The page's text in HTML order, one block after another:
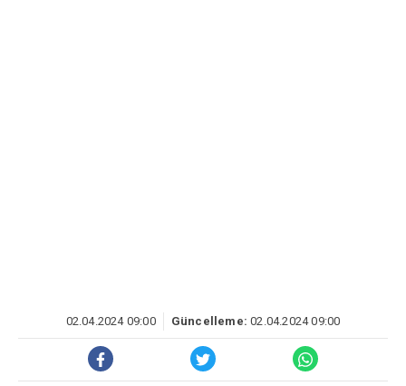
02.04.2024 09:00 Güncelleme: 02.04.2024 09:00